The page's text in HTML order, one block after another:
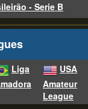
- Serie B
Liga
USA
Amateur
League